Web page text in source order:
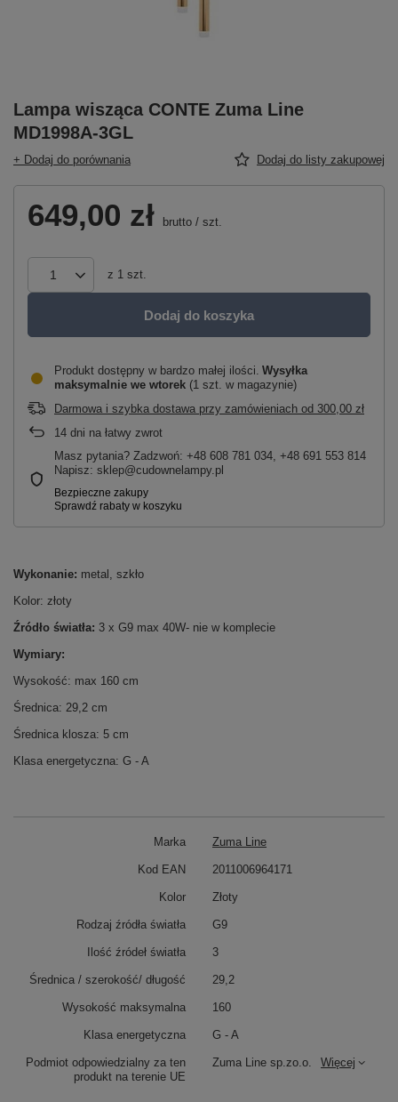
Lampa wisząca CONTE Zuma Line
MD1998A-3GL
+ Dodaj do porównania Dodaj do listy zakupowej
649,00 zł brutto / szt.
z 1 szt.
Dodaj do koszyka
Produkt dostępny w bardzo małej ilości Wysyłka
maksymalnie we wtorek (1 szt. w magazynie)
Darmowa i szybka dostawa przy zamówieniach od 300,00 zł
14 dni na łatwy zwrot
Masz pytania? Zadzwoń: +48 608 781 034, +48 691 553 814
Napisz: sklep@cudownelampy.pl
Wykonanie: metal, szkło
Kolor: złoty
Źródło światła: 3 x G9 max 40W- nie w komplecie
Wymiary:
Wysokość: max 160 cm
Średnica: 29,2 cm
Średnica klosza: 5 cm
Klasa energetyczna: G - A
Marka Zuma Line
Podmiot odpowiedzialny za ten
produkt na terenie UE
Zuma Line sp.zo.o. Więcej
Kod EAN 2011006964171
Kolor Złoty
Rodzaj źródła światła G9
Ilość źródeł światła 3
Średnica / szerokość/ długość 29,2
Wysokość maksymalna 160
Klasa energetyczna G - A